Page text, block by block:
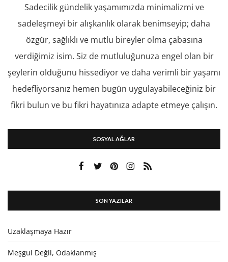
Sadecilik gündelik yaşamımızda minimalizmi ve
sadeleşmeyi bir alışkanlık olarak benimseyip; daha
özgür, sağlıklı ve mutlu bireyler olma çabasına
verdiğimiz isim. Siz de mutluluğunuza engel olan bir
şeylerin olduğunu hissediyor ve daha verimli bir yaşamı
hedefliyorsanız hemen bugün uygulayabileceğiniz bir
fikri bulun ve bu fikri hayatınıza adapte etmeye çalışın.
SOSYAL AĞLAR
SON YAZILAR
Uzaklaşmaya Hazır
Meşgul Değil, Odaklanmış